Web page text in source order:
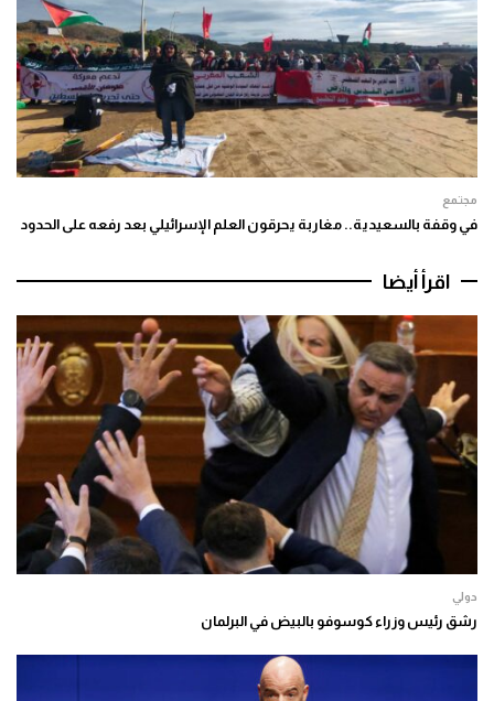
مجتمع
في وقفة بالسعيدية.. مغاربة يحرقون العلم الإسرائيلي بعد رفعه على الحدود
اقرأ أيضا
دولي
رشق رئيس وزراء كوسوفو بالبيض في البرلمان